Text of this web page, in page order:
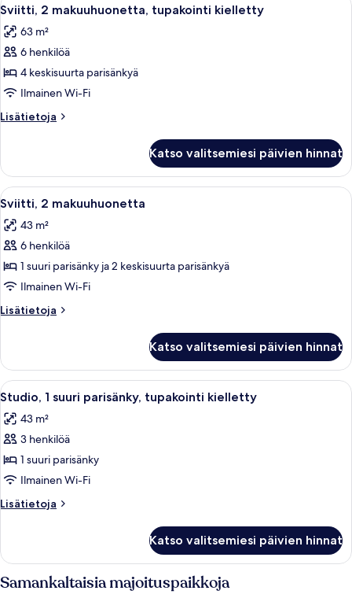
tupakointi
kaikki
huonetyypin
Sviitti,
2
makuuhuonetta,
tupakointi
kielletty
5
Sviitti, 2 makuuhuonetta, tupakointi kielletty
63 m²
6 henkilöä
4 keskisuurta parisänkyä
Ilmainen Wi-Fi
Lisätietoja
Lisätietoja
makuuhuonetta,
tupakointi
kielletty
Katso valitsemiesi päivien hinnat
Avaa
kaikki
huonetyypin
Sviitti,
2
makuuhuonetta
kuvat
Moderni hotellihuone, jossa on
5
Sviitti, 2 makuuhuonetta
43 m²
6 henkilöä
1 suuri parisänky ja 2 keskisuurta parisänkyä
Ilmainen Wi-Fi
Lisätietoja
Lisätietoja
makuuhuonetta
Katso valitsemiesi päivien hinnat
Avaa
kaikki
huonetyypin
Studio,
1
suuri
parisänky,
tupakointi
kuvat
Hotellihuone, jossa on sänky,
5
Studio, 1 suuri parisänky, tupakointi kielletty
43 m²
3 henkilöä
1 suuri parisänky
Ilmainen Wi-Fi
Lisätietoja
Lisätietoja
suuri
parisänky,
tupakointi
Katso valitsemiesi päivien hinnat
Samankaltaisia majoituspaikkoja